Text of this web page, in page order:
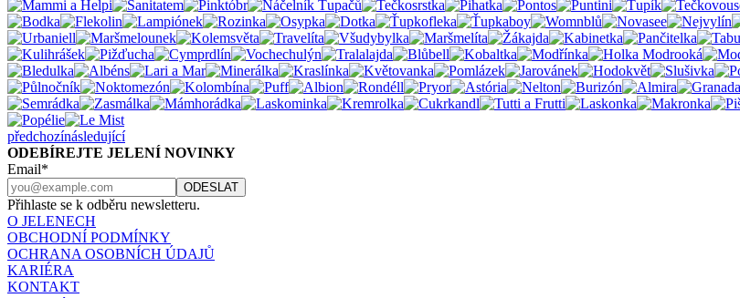
předchozínásledující
ODEBÍREJTE JELENÍ NOVINKY
Email*
Přihlaste se k odběru newsletteru.
O JELENECH
OBCHODNÍ PODMÍNKY
OCHRANA OSOBNÍCH ÚDAJŮ
KARIÉRA
KONTAKT